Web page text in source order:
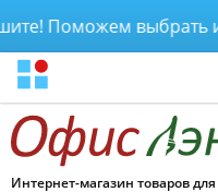
Поможем выбрать и
Интернет-магазин товаров